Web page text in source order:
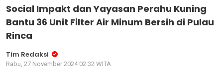
Social Impakt dan Yayasan Perahu Kuning
Bantu 36 Unit Filter Air Minum Bersih di Pulau
Rinca
Tim Redaksi
Rabu, 27 November 2024 02:32 WITA